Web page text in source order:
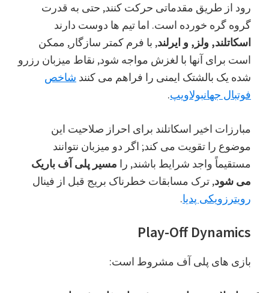
رود از طریق مقدماتی حرکت کنند, حتی به قدرت
گروه گره خورده است. اما تیم ها دوست دارند
اسکاتلند, ولز, و ایرلند, با فرم کمتر سازگار, ممکن
است برای آنها با لغزش مواجه شود, نقاط میزبان رزرو
شده یک بالشتک ایمنی را فراهم می کنند شاخص
فوتبال جهانبولاویپ.
مبارزات اخیر اسکاتلند برای احراز صلاحیت این
موضوع را تقویت می کند; اگر دو میزبان نتوانند
مستقیماً واجد شرایط باشند, را مسیر پلی آف باریک
می شود, ترک مسابقات خطرناک بریج قبل از فینال
رویترز ویکی پدیا.
Play-Off Dynamics
بازی های پلی آف مشروط است: